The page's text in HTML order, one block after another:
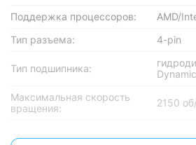
Поддержка процессоров:
AMD/
Тип разъема:
4-pin
Тип подшипника:
Максимальная скорость
вращения:
2150
Охлаждение